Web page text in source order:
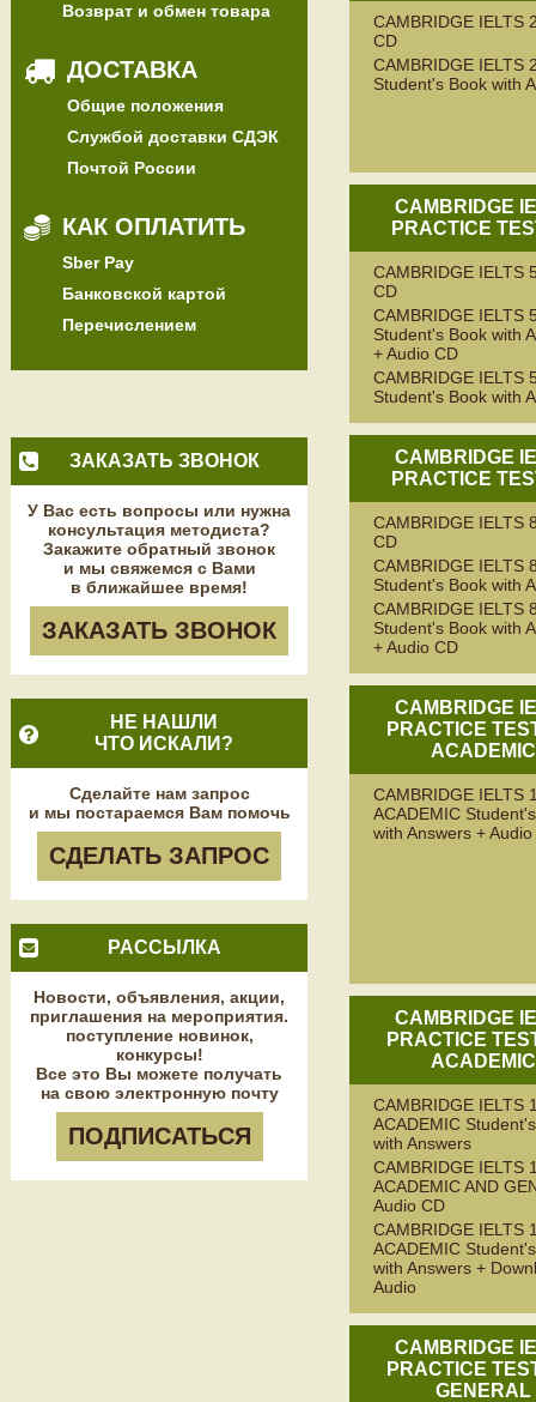
Возврат и обмен товара
ДОСТАВКА
Общие положения
Службой доставки СДЭК
Почтой России
КАК ОПЛАТИТЬ
Sber Pay
Банковской картой
Перечислением
ЗАКАЗАТЬ ЗВОНОК
У Вас есть вопросы или нужна
консультация методиста?
Закажите обратный звонок
и мы свяжемся с Вами
в ближайшее время!
ЗАКАЗАТЬ ЗВОНОК
НЕ НАШЛИ
ЧТО ИСКАЛИ?
Сделайте нам запрос
и мы постараемся Вам помочь
СДЕЛАТЬ ЗАПРОС
РАССЫЛКА
Новости, объявления, акции,
приглашения на мероприятия.
поступление новинок,
конкурсы!
Все это Вы можете получать
на свою электронную почту
ПОДПИСАТЬСЯ
CAMBRIDGE IELTS
CD
CAMBRIDGE IELTS
Student's Book with
CAMBRIDGE
PRACTICE
CAMBRIDGE IELTS
CD
CAMBRIDGE IELTS
Student's Book with
+ Audio CD
CAMBRIDGE IELTS
Student's Book with
CAMBRIDGE
PRACTICE
CAMBRIDGE IELTS
CD
CAMBRIDGE IELTS
Student's Book with
CAMBRIDGE IELTS
Student's Book with
+ Audio CD
CAMBRIDGE
PRACTICE
ACADEMIC
CAMBRIDGE IELTS
ACADEMIC
with Answers + Audio
CAMBRIDGE
PRACTICE
ACADEMIC
CAMBRIDGE IELTS
ACADEMIC
with Answers
CAMBRIDGE IELTS
ACADEMIC AND
Audio CD
CAMBRIDGE IELTS
ACADEMIC
with Answers +
Audio
CAMBRIDGE
PRACTICE
GENERAL